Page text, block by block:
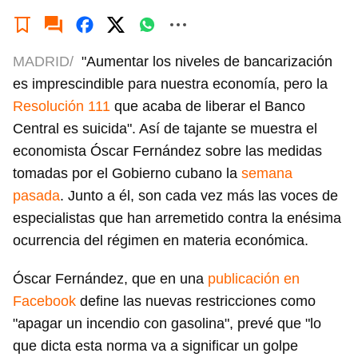
MADRID/ "Aumentar los niveles de bancarización
es imprescindible para nuestra economía, pero la
Resolución 111 que acaba de liberar el Banco
Central es suicida". Así de tajante se muestra el
economista Óscar Fernández sobre las medidas
tomadas por el Gobierno cubano la semana
pasada. Junto a él, son cada vez más las voces de
especialistas que han arremetido contra la enésima
ocurrencia del régimen en materia económica.
Óscar Fernández, que en una publicación en
Facebook define las nuevas restricciones como
"apagar un incendio con gasolina", prevé que "lo
que dicta esta norma va a significar un golpe